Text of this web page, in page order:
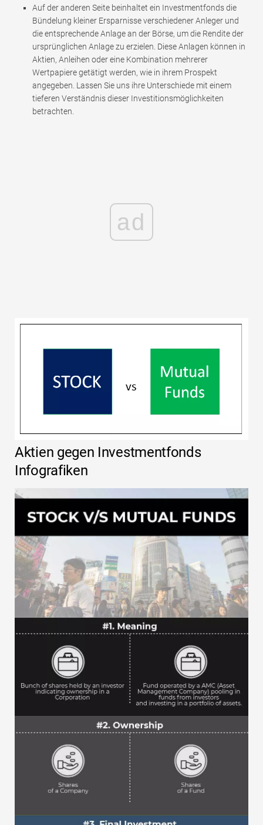
Auf der anderen Seite beinhaltet ein Investmentfonds die
Bündelung kleiner Ersparnisse verschiedener Anleger und
die entsprechende Anlage an der Börse, um die Rendite der
ursprünglichen Anlage zu erzielen. Diese Anlagen können in
Aktien, Anleihen oder eine Kombination mehrerer
Wertpapiere getätigt werden, wie in ihrem Prospekt
angegeben. Lassen Sie uns ihre Unterschiede mit einem
tieferen Verständnis dieser Investitionsmöglichkeiten
betrachten.
ad
Aktien gegen Investmentfonds
Infografiken